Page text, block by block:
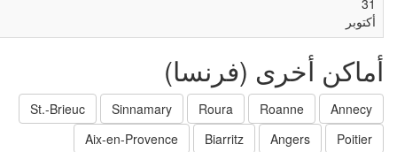
أخرى (فرنسا)
Annecy
Roanne
Roura
Sinnamary
St.-Brieuc
Poitier
Angers
Biarritz
Aix-en-Provence